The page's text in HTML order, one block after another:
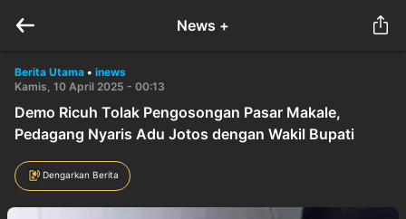
News +
Berita Utama • inews
Kamis, 10 April 2025 - 00:13
Demo Ricuh Tolak Pengosongan Pasar Makale,
Pedagang Nyaris Adu Jotos dengan Wakil Bupati
Dengarkan Berita